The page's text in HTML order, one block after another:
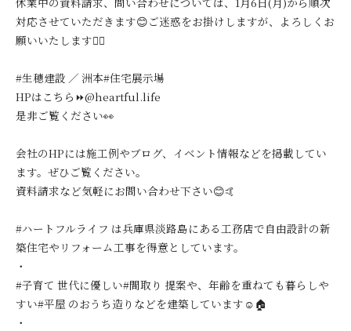
対応させていただきます😊ご迷惑をお掛けしますが、よろしくお
願いいたします🙇‍♀️
#生穂建設 ／ 洲本#住宅展示場
HPはこちら⏩@heartful.life
是非ご覧ください👀
会社のHPには施工例やブログ、イベント情報などを掲載してい
ます。ぜひご覧ください。
資料請求など気軽にお問い合わせ下さい😊🤙
#ハートフルライフ は兵庫県淡路島にある工務店で自由設計の新
築住宅やリフォーム工事を得意としています。
・
#子育て 世代に優しい#間取り 提案や、年齢を重ねても暮らしや
すい#平屋 のおうち造りなどを建築しています☺️🏠
・